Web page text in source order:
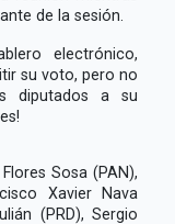
de la sesión.
electrónico,
su voto, pero no
diputados a su
Sosa (PAN),
Xavier Nava
(PRD), Sergio